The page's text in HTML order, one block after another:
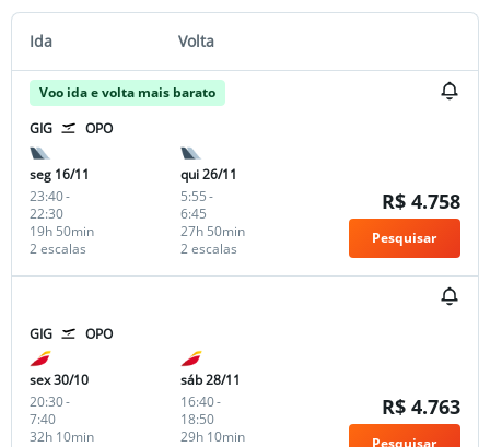
Ida Volta
Voo ida e volta mais barato
GIG
OPO
seg 16/11
23:40-
22:30
2 escalas
19h 50min
qui 26/11
5:55-
6:45
2 escalas
27h 50min
R$ 4.758
Pesquisar
GIG OPO
sex 30/10
20:30-
7:40
32h 10min
sáb 28/11
16:40-
18:50
29h 10min
R$ 4.763
Pesquisar